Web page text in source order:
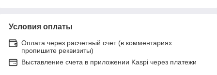
Условия оплаты
Оплата через расчетный счет (в комментариях
пропишите реквизиты)
Выставление счета в приложении Kaspi через платежи